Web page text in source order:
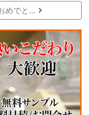
めでと…